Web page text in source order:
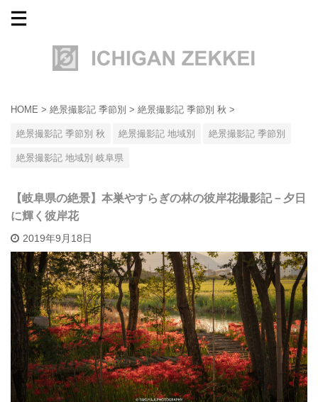
HOME > 絶景撮影記 季節別 > 絶景撮影記 季節別 秋 >
絶景撮影記 季節別 秋 絶景撮影記 地域別 絶景撮影記 季節別
絶景撮影記 地域別 岐阜県
【岐阜県の絶景】本巣やすらぎの林の彼岸花撮影記－夕日
に輝く彼岸花
2019年9月18日